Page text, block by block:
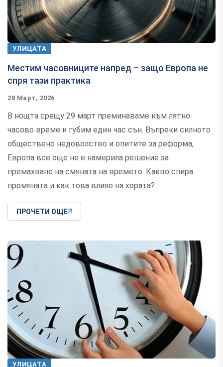
УЛИЦАТА
Местим часовниците напред – защо Европа не
спря тази практика
28 Март, 2026
В нощта срещу 29 март преминаваме към лятно
часово време и губим един час сън. Въпреки силното
обществено недоволство и опитите за реформа,
Европа все още не е намерила решение за
премахване на смяната на времето. Какво спира
промяната и как това влияе на хората?
ПРОЧЕТИ ОЩЕ
УЛИЦАТА